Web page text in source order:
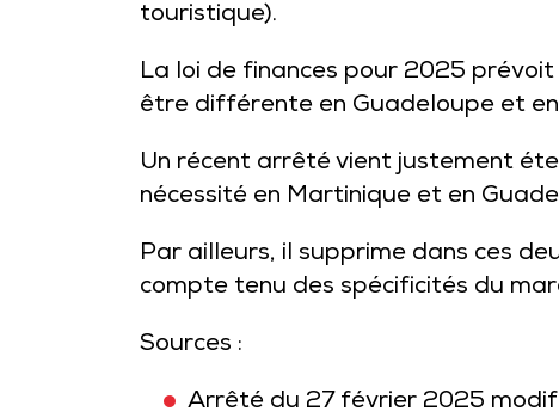
touristique).
La loi de finances pour 2025
être différente en Guadeloupe et
Un récent arrêté vient justement
nécessité en Martinique et en
Par ailleurs, il supprime dans ces
compte tenu des spécificités du
Sources :
Arrêté du 27 février 2025